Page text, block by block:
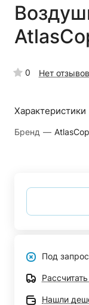
0 Нет отзывов
Характеристики
Бренд —
Под запрос
Нашли